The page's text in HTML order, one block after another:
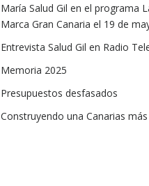
María Salud Gil en el programa
Marca Gran Canaria el 19 de
Entrevista Salud Gil en Radio
Memoria 2025
Presupuestos desfasados
Construyendo una Canarias